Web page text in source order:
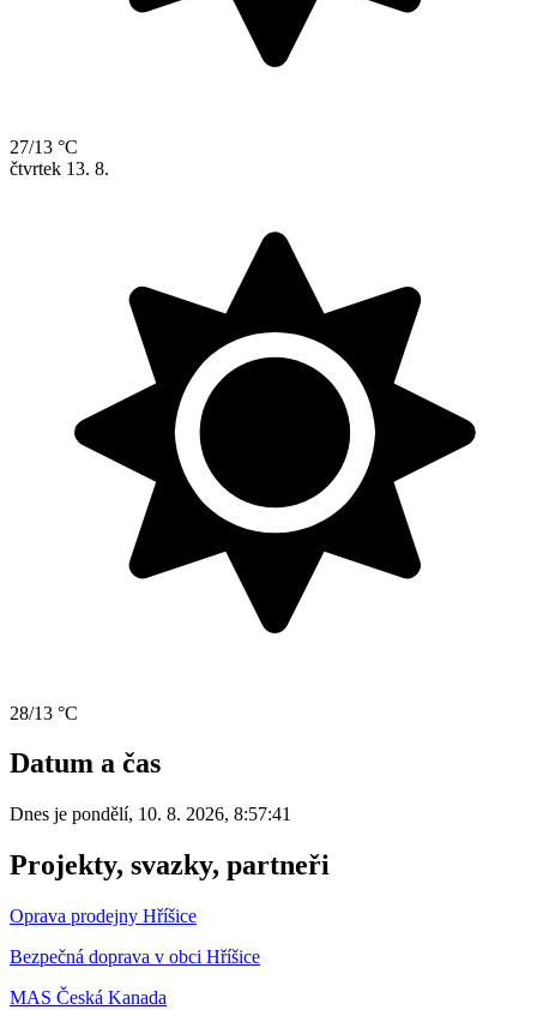
27/13 °C
čtvrtek 13. 8.
28/13 °C
Datum a čas
Dnes je pondělí, 10. 8. 2026, 8:57:41
Projekty, svazky, partneři
Oprava prodejny Hříšice
Bezpečná doprava v obci Hříšice
MAS Česká Kanada